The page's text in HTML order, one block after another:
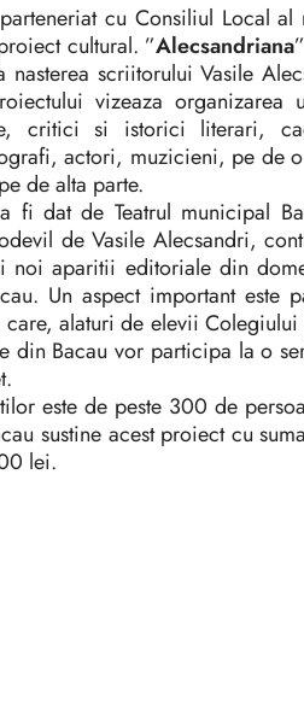
cu Consiliul Local
cultural. ”Alecsandriana
scriitorului Vasile
vizeaza
critici si istorici literari,
actori, muzicieni, pe de
de alta parte.
dat de Teatrul municipal
de Vasile Alecsandri,
noi aparitii editoriale din
Un aspect important
alaturi de elevii
din Bacau vor participa la o
este de peste 300 de
sustine acest proiect cu
lei.